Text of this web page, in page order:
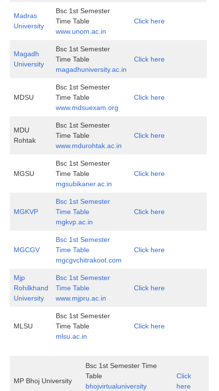
Madras
University
Bsc 1st Semester
Time Table
www.unom.ac.in
Click here
Magadh
University
Bsc 1st Semester
Time Table
magadhuniversity.ac.in
Click here
MDSU
Bsc 1st Semester
Time Table
www.mdsuexam.org
Click here
MDU
Rohtak
Bsc 1st Semester
Time Table
www.mdurohtak.ac.in
Click here
MGSU
Bsc 1st Semester
Time Table
mgsubikaner.ac.in
Click here
MGKVP
Bsc 1st Semester
Time Table
mgkvp.ac.in
Click here
MGCGV
Bsc 1st Semester
Time Table
mgcgvchitrakoot.com
Click here
Mjp
Rohilkhand
University
Bsc 1st Semester
Time Table
www.mjpru.ac.in
Click here
MLSU
Bsc 1st Semester
Time Table
mlsu.ac.in
Click here
MP Bhoj University
Bsc 1st Semester Time
Table
bhojvirtualuniversity
Click
here